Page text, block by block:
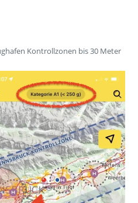
Kontrollzonen bis 30 Meter